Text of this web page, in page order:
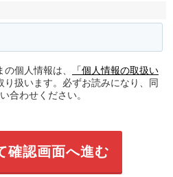
個人情報は、
「個人情報の取扱い
り扱います。必ずお読みになり、同
合わせください。
確認画面へ進む